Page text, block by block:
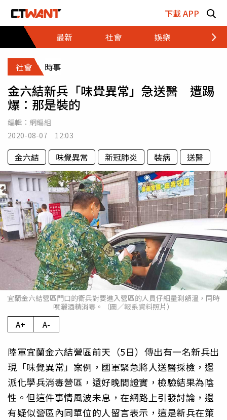
下載 APP
最新
社會 娛樂 財經
社會 時事
金六結新兵「味覺異常」急送醫 遭踢
爆：那是裝的
編輯： 網編組
2020-08-07 12:03
金六結 味覺異常 新冠肺炎 裝病 送醫
宜蘭金六結營區門口的衛兵對要進入營區的人員仔細量測額溫，同時
噴灑酒精消毒。（圖／報系資料照片）
A+ A-
陸軍宜蘭金六結營區前天（5日）傳出有一名新兵出
現「味覺異常」案例，國軍緊急將人送醫採檢，還
派化學兵消毒營區，還好晚間證實，檢驗結果為陰
性。但這件事情風波未息，在網路上引發討論，還
有疑似營區內同單位的人留言表示，這是新兵在策